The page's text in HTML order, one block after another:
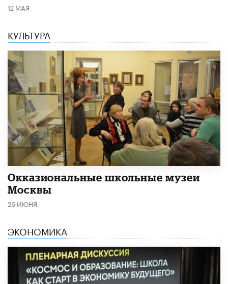
12 МАЯ
КУЛЬТУРА
​Окказиональные школьные музеи
Москвы
26 ИЮНЯ
ЭКОНОМИКА